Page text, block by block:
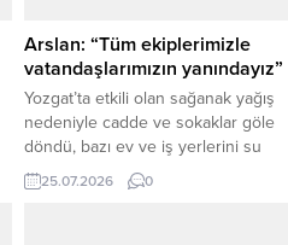
Bilimleri, Eğitim ve Öğrenme
Teknolojileri, Mühendislik,
Mimarlık...
Arslan: “Tüm ekiplerimizle
vatandaşlarımızın yanındayız”
Yozgat’ta etkili olan sağanak yağış
nedeniyle cadde ve sokaklar göle
döndü, bazı ev ve iş yerlerini su
bastı. Belediye Başkanı Kazım
Arslan, zarar gören vatandaşları
25.07.2026 0